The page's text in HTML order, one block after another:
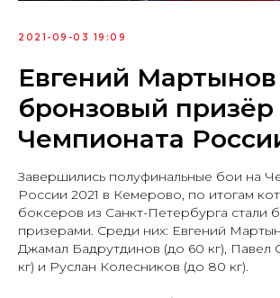
2021-09-03 19:09
Евгений
бронзовый призёр
Чемпионата
Завершились полуфинальные бои на
России 2021 в Кемерово, по итогам
боксеров из Санкт-Петербурга стали
призерами. Среди них: Евгений
Джамал Бадрутдинов (до 60 кг), Павел
кг) и Руслан Колесников (до 80 кг).